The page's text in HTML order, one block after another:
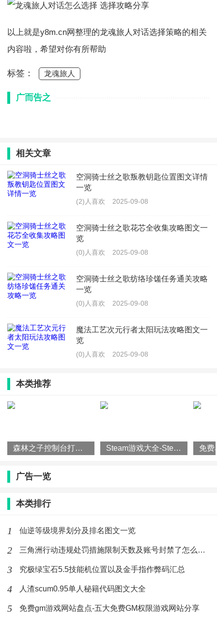
以上就是y8m.cn网整理的龙魂旅人对话选择策略的相关
内容啦，希望对你有所帮助
标签： 龙魂旅人
广而告之
相关文章
空洞骑士丝之歌叛教钥匙位置图文详情
一览
(2)人喜欢 2025-09-08
空洞骑士丝之歌花芯全收集攻略图文一
览
(0)人喜欢 2025-09-08
空洞骑士丝之歌纺络珍馐任务通关攻略
一览
(0)人喜欢 2025-09-08
魔法工艺次元行者太阳玩法攻略图文一
览
(0)人喜欢 2025-09-08
本类推荐
森林之子控制台打开方法攻略一览 Steam游戏大全-Steam平台游戏排行榜
广告一览
本类排行
1 仙逆等级境界划分及排名图文一览
2 三角洲行动违规处罚措施限制天数及账号封禁了怎么解封
3 究极绿宝石5.5技能机位置以及金手指作弊码汇总
4 人渣scum0.95单人秘籍代码图文大全
5 免费gm游戏网站盘点-五大免费GM权限游戏网站分享